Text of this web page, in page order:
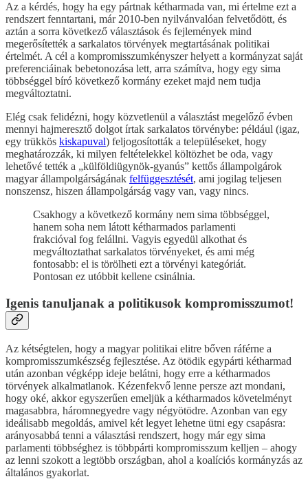
Az a kérdés, hogy ha egy pártnak kétharmada van, mi értelme ezt a
rendszert fenntartani, már 2010-ben nyilvánvalóan felvetődött, és
aztán a sorra következő választások és fejlemények mind
megerősítették a sarkalatos törvények megtartásának politikai
értelmét. A cél a kompromisszumkényszer helyett a kormányzat saját
preferenciáinak bebetonozása lett, arra számítva, hogy egy sima
többséggel bíró következő kormány ezeket majd nem tudja
megváltoztatni.
Elég csak felidézni, hogy közvetlenül a választást megelőző évben
mennyi hajmeresztő dolgot írtak sarkalatos törvénybe: például (igaz,
egy trükkös kiskapuval) feljogosították a településeket, hogy
meghatározzák, ki milyen feltételekkel költözhet be oda, vagy
lehetővé tették a „külföldiügynök-gyanús” kettős állampolgárok
magyar állampolgárságának felfüggesztését, ami jogilag teljesen
nonszensz, hiszen állampolgárság vagy van, vagy nincs.
Csakhogy a következő kormány nem sima többséggel,
hanem soha nem látott kétharmados parlamenti
frakcióval fog felállni. Vagyis egyedül alkothat és
megváltoztathat sarkalatos törvényeket, és ami még
fontosabb: el is törölheti ezt a törvényi kategóriát.
Pontosan ez utóbbit kellene csinálnia.
Igenis tanuljanak a politikusok kompromisszumot!
Az kétségtelen, hogy a magyar politikai elitre bőven ráférne a
kompromisszumkészség fejlesztése. Az ötödik egypárti kétharmad
után azonban végképp ideje belátni, hogy erre a kétharmados
törvények alkalmatlanok. Kézenfekvő lenne persze azt mondani,
hogy oké, akkor egyszerűen emeljük a kétharmados követelményt
magasabbra, háromnegyedre vagy négyötödre. Azonban van egy
ideálisabb megoldás, amivel két legyet lehetne ütni egy csapásra:
arányosabbá tenni a választási rendszert, hogy már egy sima
parlamenti többséghez is többpárti kompromisszum kelljen – ahogy
az lenni szokott a legtöbb országban, ahol a koalíciós kormányzás az
általános gyakorlat.